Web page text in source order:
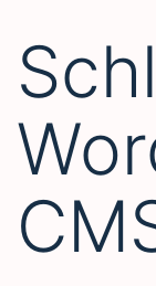
Inhalt
springen